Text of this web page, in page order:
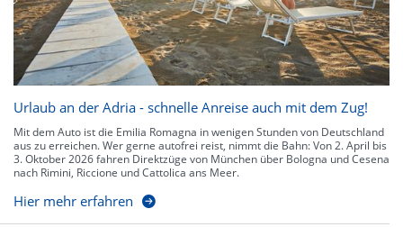
Urlaub an der Adria - schnelle Anreise auch mit dem Zug!
Mit dem Auto ist die Emilia Romagna in wenigen Stunden von Deutschland
aus zu erreichen. Wer gerne autofrei reist, nimmt die Bahn: Von 2. April bis
3. Oktober 2026 fahren Direktzüge von München über Bologna und Cesena
nach Rimini, Riccione und Cattolica ans Meer.
Hier mehr erfahren